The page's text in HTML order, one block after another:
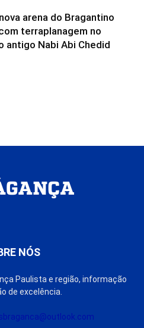
arena do Bragantino
terraplanagem no
antigo Nabi Abi Chedid
NÓS
Paulista e região, informação
de excelência.